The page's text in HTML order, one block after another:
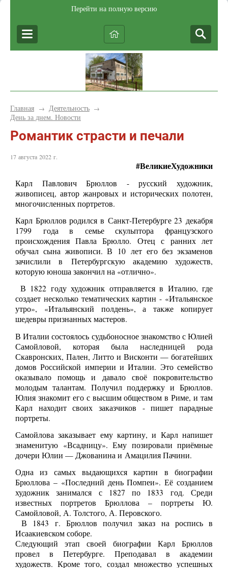
Перейти на полную версию
Главная → Деятельность →
День за днем. Новости
Романтик страсти и печали
17 августа 2022 г.
#ВеликиеХудожники
Карл Павлович Брюллов - русский художник,
живописец, автор жанровых и исторических полотен,
многочисленных портретов.
Карл Брюллов родился в Санкт-Петербурге 23 декабря
1799 года в семье скульптора французского
происхождения Павла Брюлло. Отец с ранних лет
обучал сына живописи. В 10 лет его без экзаменов
зачислили в Петербургскую академию художеств,
которую юноша закончил на «отлично».
В 1822 году художник отправляется в Италию, где
создает несколько тематических картин - «Итальянское
утро», «Итальянский полдень», а также копирует
шедевры признанных мастеров.
В Италии состоялось судьбоносное знакомство с Юлией
Самойловой, которая была наследницей рода
Скавронских, Пален, Литто и Висконти — богатейших
домов Российской империи и Италии. Это семейство
оказывало помощь и давало своё покровительство
молодым талантам. Получил поддержку и Брюллов.
Юлия знакомит его с высшим обществом в Риме, и там
Карл находит своих заказчиков - пишет парадные
портреты.
Самойлова заказывает ему картину, и Карл напишет
знаменитую «Всадницу». Ему позировали приёмные
дочери Юлии — Джованина и Амацилия Пачини.
Одна из самых выдающихся картин в биографии
Брюллова – «Последний день Помпеи». Её созданием
художник занимался с 1827 по 1833 год. Среди
известных портретов Брюллова – портреты Ю.
Самойловой, А. Толстого, А. Перовского.
В 1843 г. Брюллов получил заказ на роспись в
Исаакиевском соборе.
Следующий этап своей биографии Карл Брюллов
провел в Петербурге. Преподавал в академии
художеств. Кроме того, создал множество успешных